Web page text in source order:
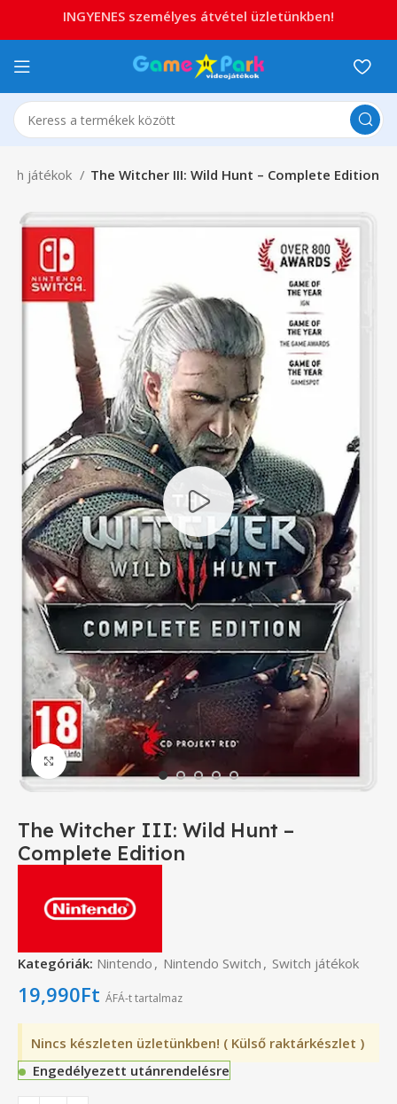
játékok The Witcher III: Wild Hunt – Complete Edition
Click to enlarge
The Witcher III: Wild Hunt –
Complete Edition
Kategóriák: Nintendo , Nintendo Switch , Switch játékok
19,990Ft ÁFÁ-t tartalmaz
Nincs készleten üzletünkben! ( Külső raktárkészlet )
Engedélyezett utánrendelésre
INGYENES személyes átvétel üzletünkben!